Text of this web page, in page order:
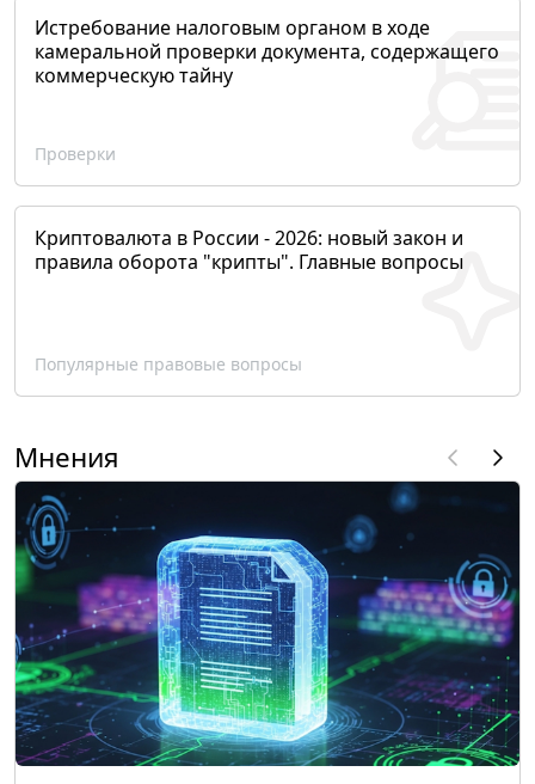
Истребование налоговым органом в ходе
камеральной проверки документа, содержащего
коммерческую тайну
Проверки
Криптовалюта в России - 2026: новый закон и
правила оборота "крипты". Главные вопросы
Популярные правовые вопросы
Мнения